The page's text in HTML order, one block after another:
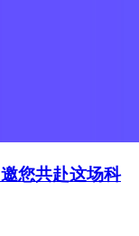
您共赴这场科